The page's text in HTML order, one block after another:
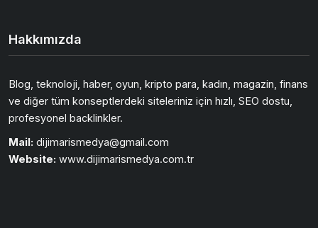
Hakkımızda
Blog, teknoloji, haber, oyun, kripto para, kadın, magazin, finans
ve diğer tüm konseptlerdeki siteleriniz için hızlı, SEO dostu,
profesyonel backlinkler.
Mail: dijimarismedya@gmail.com
Website: www.dijimarismedya.com.tr